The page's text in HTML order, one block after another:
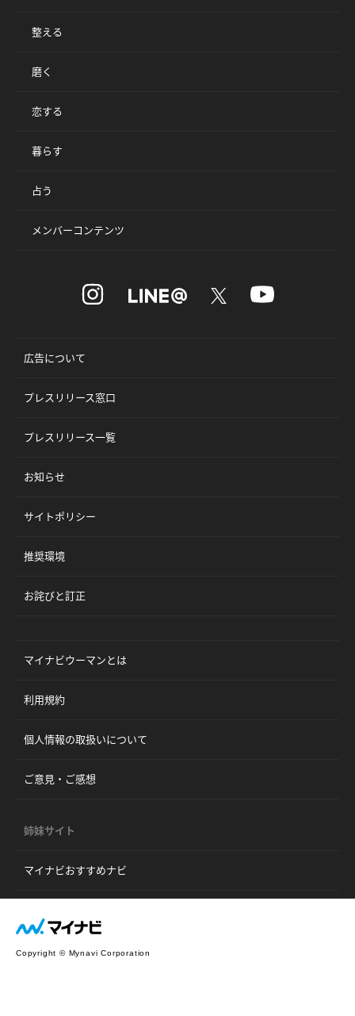
整える
磨く
恋する
暮らす
占う
メンバーコンテンツ
広告について
プレスリリース窓口
プレスリリース一覧
お知らせ
サイトポリシー
推奨環境
お詫びと訂正
マイナビウーマンとは
利用規約
個人情報の取扱いについて
ご意見・ご感想
姉妹サイト
マイナビおすすめナビ
Copyright © Mynavi Corporation